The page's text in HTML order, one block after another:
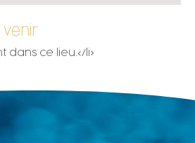
dans ce lieu.</li>